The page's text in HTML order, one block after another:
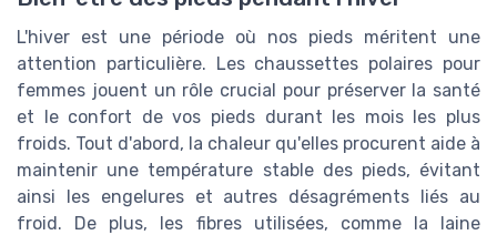
L'hiver est une période où nos pieds méritent une
attention particulière. Les chaussettes polaires pour
femmes jouent un rôle crucial pour préserver la santé
et le confort de vos pieds durant les mois les plus
froids. Tout d'abord, la chaleur qu'elles procurent aide à
maintenir une température stable des pieds, évitant
ainsi les engelures et autres désagréments liés au
froid. De plus, les fibres utilisées, comme la laine